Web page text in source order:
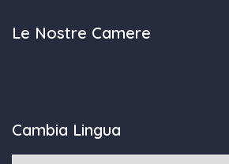
Le Nostre Camere
Cambia Lingua